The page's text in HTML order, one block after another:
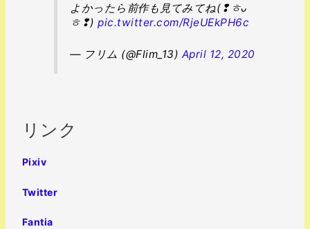
よかったら前作も見てみてね(❢ㅎᴗ
ㅎ❢)pic.twitter.com/RjeUEkPH6c
— フリム (@Flim_13) April 12, 2020
リンク
Pixiv
Twitter
Fantia